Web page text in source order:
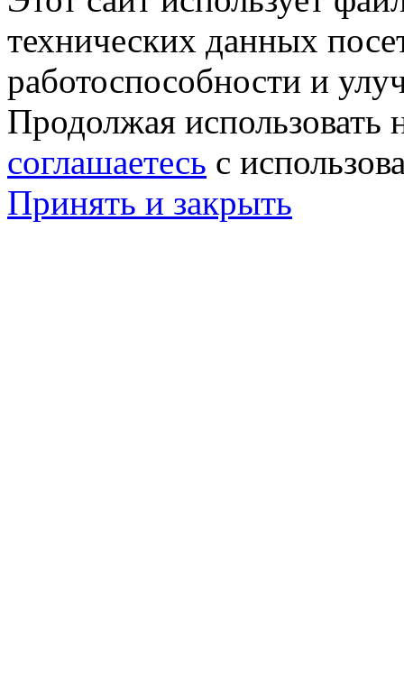
технических данных
работоспособности и
Продолжая использовать
соглашаетесь с
Принять и закрыть